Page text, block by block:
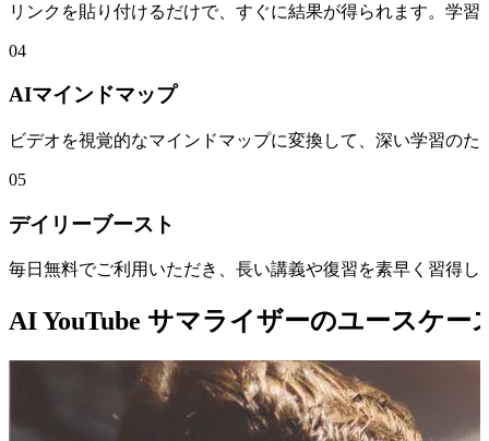
リンクを貼り付けるだけで、すぐに結果が得られます。学習
04
AIマインドマップ
ビデオを視覚的なマインドマップに変換して、深い学習の
05
デイリーブースト
毎日無料でご利用いただき、長い講義や復習を素早く習得し
AI YouTube サマライザーのユースケー